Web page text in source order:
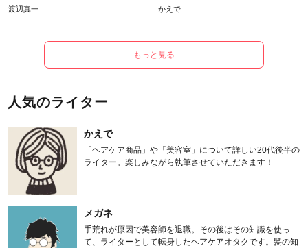
渡辺真一 かえで
もっと見る
人気のライター
かえで
「ヘアケア商品」や「美容室」について詳しい20代後半の
ライター。楽しみながら執筆させていただきます！
メガネ
手荒れが原因で美容師を退職。その後はその知識を使っ
て、ライターとして転身したヘアケアオタクです。髪の知